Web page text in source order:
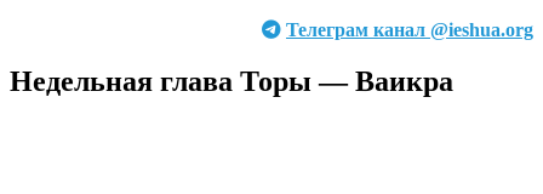
Телеграм канал @ieshua.org
Недельная глава Торы — Ваикра